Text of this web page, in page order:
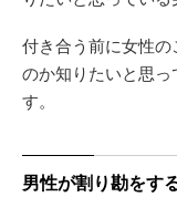
付き合う前に女性
のか知りたいと思
す。
男性が割り勘をす